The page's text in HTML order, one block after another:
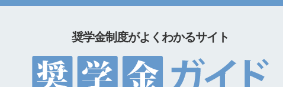
奨学金制度がよくわかるサイト